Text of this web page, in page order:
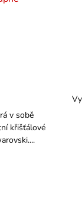
v sobě
křišťálové